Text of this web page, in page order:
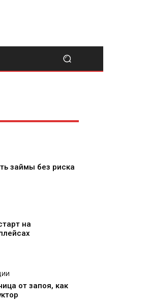
займы без риска
на
от запоя, как